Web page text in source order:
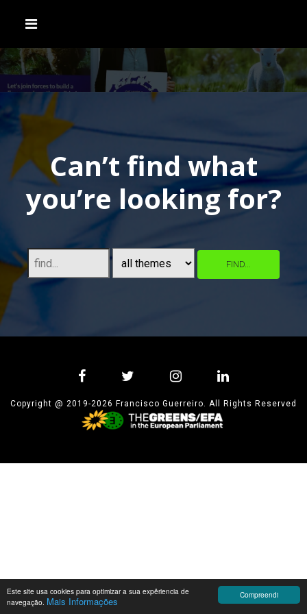
Compreendi
Este site usa cookies para optimizar a sua expêriencia de
navegação. Mais Informações
Can’t find what
you’re looking for?
FIND...
Copyright @ 2019-2026 Francisco Guerreiro. All Rights Reserved